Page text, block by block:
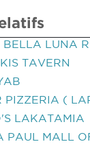
LUNA
TAVERN
PIZZERIA (
LAKATAMIA
PAUL MALL